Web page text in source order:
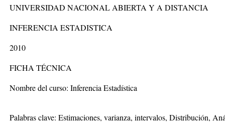
UNIVERSIDAD NACIONAL ABIERTA Y A DISTANCIA
INFERENCIA ESTADISTICA
2010
FICHA TÉCNICA
Nombre del curso: Inferencia Estadística
Palabras clave: Estimaciones, varianza, intervalos, Distribución,